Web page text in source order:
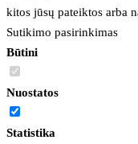
kitos jūsų pateiktos arba
Sutikimo pasirinkimas
Būtini
Nuostatos
Statistika